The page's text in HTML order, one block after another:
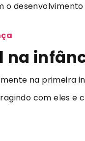
o
na
na primeira
com eles e